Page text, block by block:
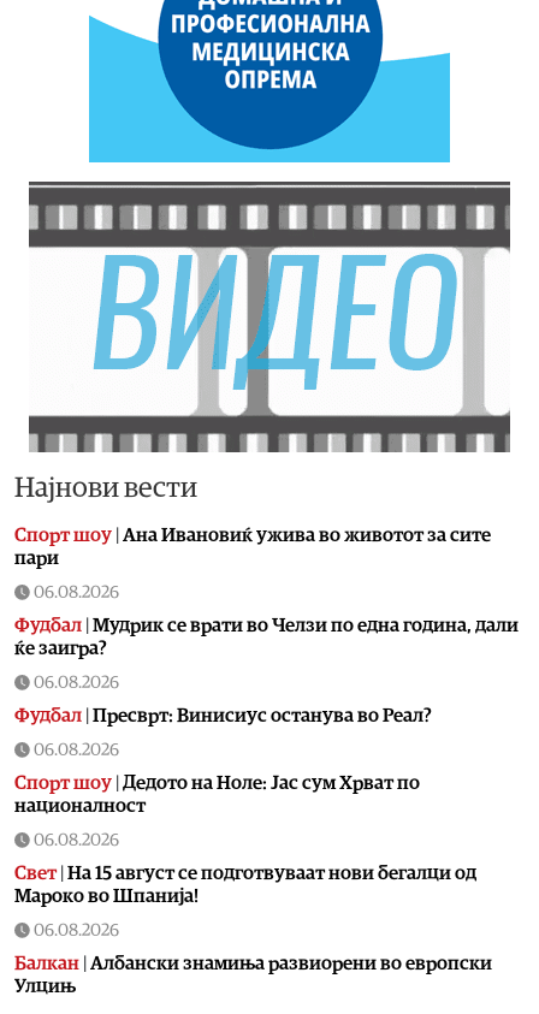
Најнови вести
Спорт шоу Aна Ивановиќ ужива во животот за сите
пари
06.08.2026
Фудбал Мудрик се врати во Челзи по една година, дали
ќе заигра?
06.08.2026
Фудбал Пресврт: Винисиус останува во Реал?
06.08.2026
Спорт шоу Дедото на Ноле: Јас сум Хрват по
националност
06.08.2026
Свет| На 15 август се подготвуваат нови бегалци од
Мароко во Шпанија!
06.08.2026
Балкан Албански знамиња развиорени во европски
Улцињ